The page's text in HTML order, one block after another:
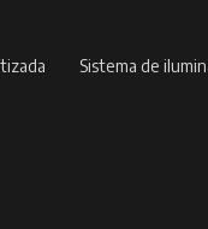
sistema de